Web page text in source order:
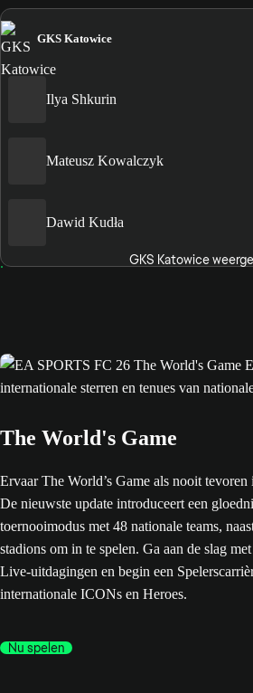
GKS Katowice
Ilya Shkurin
Mateusz Kowalczyk
Dawid Kudła
GKS Katowice
The World's Game
Ervaar The World’s Game als nooit
De nieuwste update introduceert een
toernooimodus met 48 nationale teams,
stadions om in te spelen. Ga aan de slag
Live-uitdagingen en begin een
internationale ICONs en Heroes.
Nu spelen